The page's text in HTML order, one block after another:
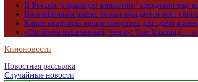
В России “гаражную амнистию” продлили еще
На вторичном рынке жилья ожидается рост
Какие квартиры нельзя покупать для сдачи в
«Он более накачанный, чем я»: Том Холланд —
Киноновости
Новостная рассылка
Случайные новости